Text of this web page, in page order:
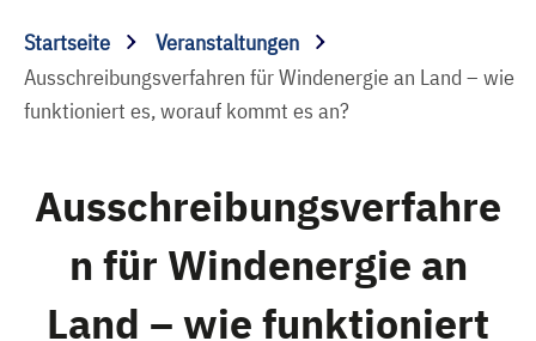
Startseite
Veranstaltungen
Ausschreibungsverfahren für Windenergie an Land – wie
funktioniert es, worauf kommt es an?
Ausschreibungsverfahre
n für Windenergie an
Land – wie funktioniert